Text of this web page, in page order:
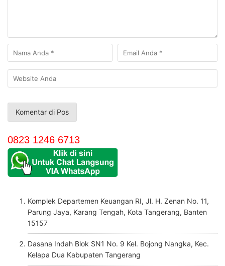
0823 1246 6713
Komplek Departemen Keuangan RI, Jl. H. Zenan No. 11,
Parung Jaya, Karang Tengah, Kota Tangerang, Banten
15157
Dasana Indah Blok SN1 No. 9 Kel. Bojong Nangka, Kec.
Kelapa Dua Kabupaten Tangerang